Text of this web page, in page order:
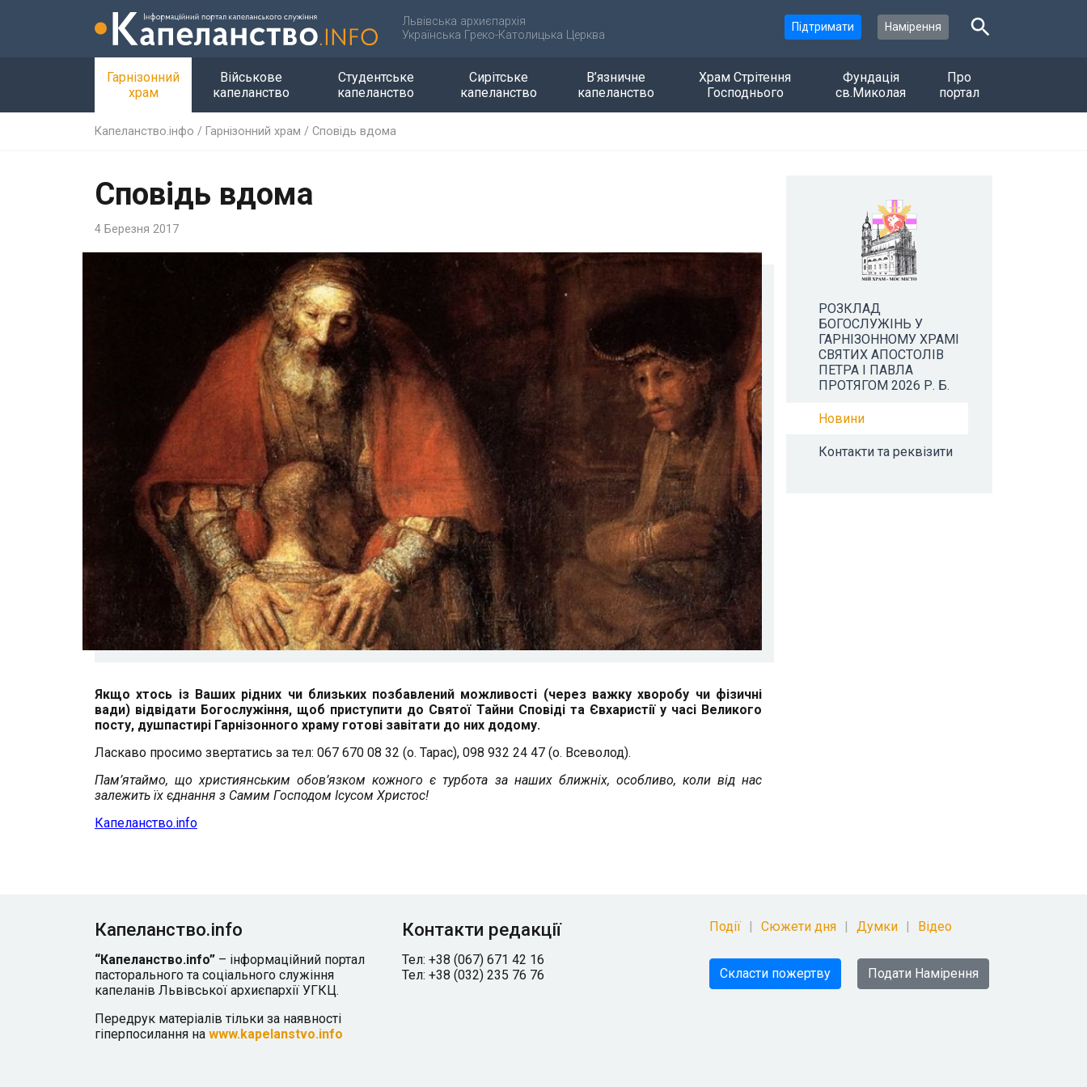
Львівська архиєпархія
Українська Греко-Католицька Церква
Підтримати Намірення
Гарнізонний
храм
Військове
капеланство
Студентське
капеланство
Сирітське
капеланство
В’язничне
капеланство
Храм Стрітення
Господнього
Фундація
св.Миколая
Про
портал
Капеланство.інфо / Гарнізонний храм / Сповідь вдома
Сповідь вдома
4 Березня 2017
Якщо хтось із Ваших рідних чи близьких позбавлений можливості (через важку хворобу чи фізичні
вади) відвідати Богослужіння, щоб приступити до Святої Тайни Сповіді та Євхаристії у часі Великого
посту, душпастирі Гарнізонного храму готові завітати до них додому.
Ласкаво просимо звертатись за тел: 067 670 08 32 (о. Тарас), 098 932 24 47 (о. Всеволод).
Пам’ятаймо, що християнським обов’язком кожного є турбота за наших ближніх, особливо, коли від нас
залежить їх єднання з Самим Господом Ісусом Христос!
Капеланство.info
РОЗКЛАД
БОГОСЛУЖІНЬ У
ГАРНІЗОННОМУ ХРАМІ
СВЯТИХ АПОСТОЛІВ
ПЕТРА І ПАВЛА
ПРОТЯГОМ 2026 Р. Б.
Новини
Контакти та реквізити
Капеланство.info
“Капеланство.info” – інформаційний портал
пасторального та соціального служіння
капеланів Львівської архиєпархії УГКЦ.
Передрук матеріалів тільки за наявності
гіперпосилання на www.kapelanstvo.info
Контакти редакції
Тел: +38 (067) 671 42 16
Тел: +38 (032) 235 76 76
Події Сюжети дня Думки Відео
Скласти пожертву Подати Намірення